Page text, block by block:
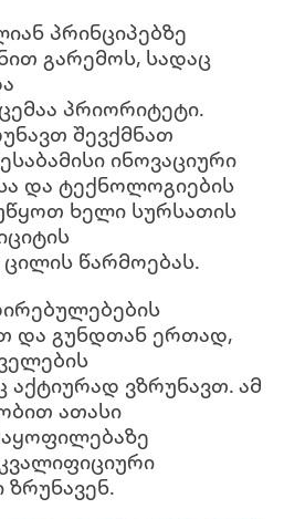
პრინციპებზე
გარემოს, სადაც
პრიორიტეტი.
შევქმნათ
ინოვაციური
და ტექნოლოგიების
ხელი სურსათის
წარმოებას.
და გუნდთან ერთად,
ვზრუნავთ. ამ
ათასი